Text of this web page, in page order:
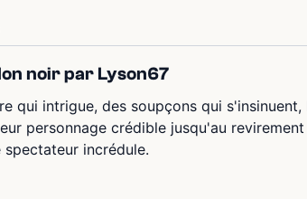
noir par Lyson67
qui intrigue, des soupçons qui
personnage crédible jusqu'au
incrédule.